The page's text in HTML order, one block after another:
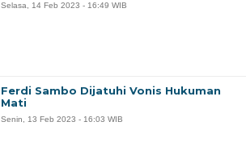
Selasa, 14 Feb 2023 - 16:49 WIB
Ferdi Sambo Dijatuhi Vonis Hukuman
Mati
Senin, 13 Feb 2023 - 16:03 WIB